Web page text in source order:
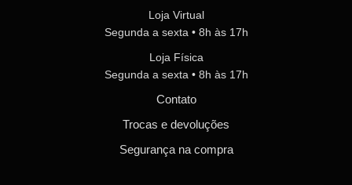
Loja Virtual
Segunda a sexta • 8h às 17h
Loja Física
Segunda a sexta • 8h às 17h
Contato
Trocas e devoluções
Segurança na compra